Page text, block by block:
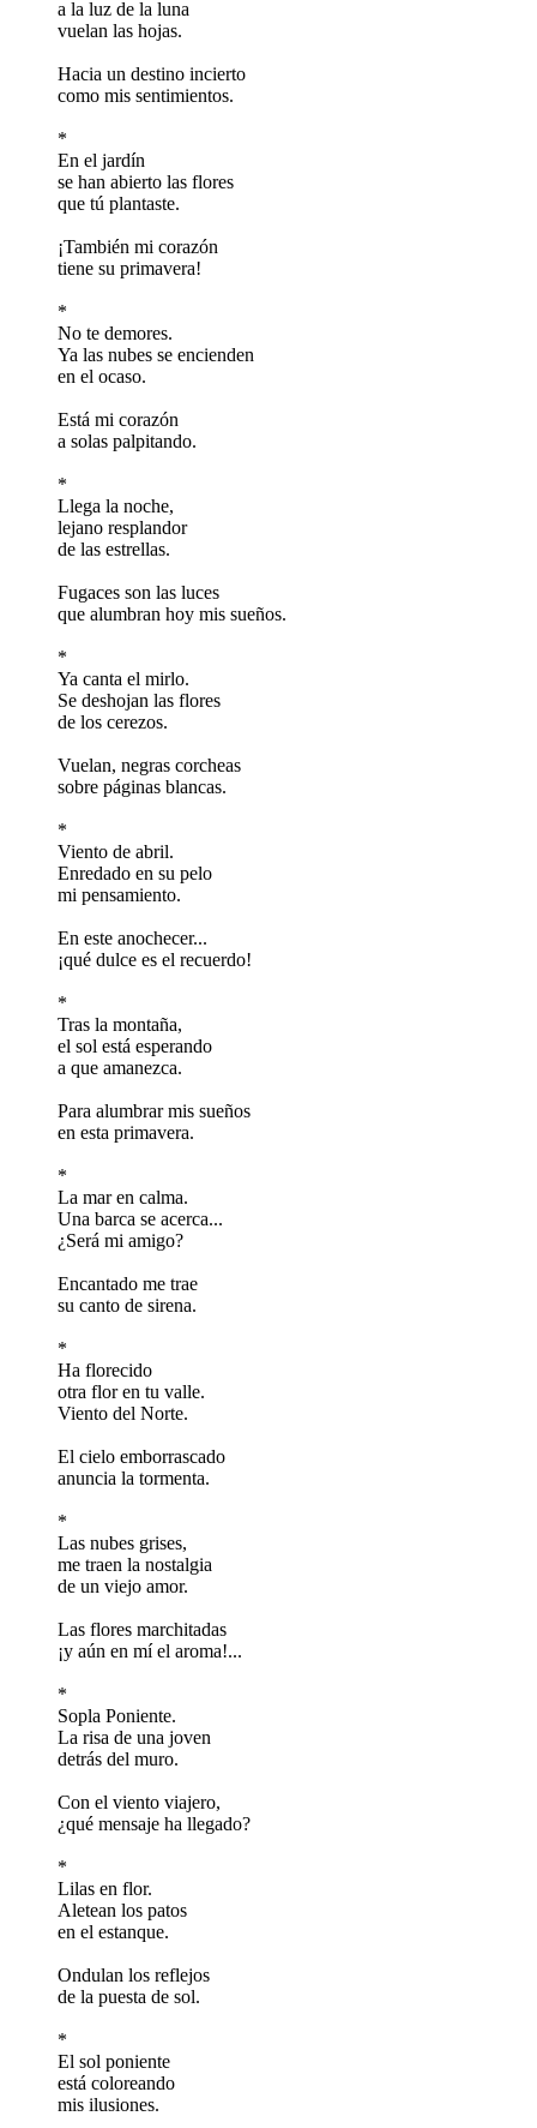
a la luz de la luna
vuelan las hojas.
Hacia un destino incierto
como mis sentimientos.
*
En el jardín
se han abierto las flores
que tú plantaste.
¡También mi corazón
tiene su primavera!
*
No te demores.
Ya las nubes se encienden
en el ocaso.
Está mi corazón
a solas palpitando.
*
Llega la noche,
lejano resplandor
de las estrellas.
Fugaces son las luces
que alumbran hoy mis sueños.
*
Ya canta el mirlo.
Se deshojan las flores
de los cerezos.
Vuelan, negras corcheas
sobre páginas blancas.
*
Viento de abril.
Enredado en su pelo
mi pensamiento.
En este anochecer...
¡qué dulce es el recuerdo!
*
Tras la montaña,
el sol está esperando
a que amanezca.
Para alumbrar mis sueños
en esta primavera.
*
La mar en calma.
Una barca se acerca...
¿Será mi amigo?
Encantado me trae
su canto de sirena.
*
Ha florecido
otra flor en tu valle.
Viento del Norte.
El cielo emborrascado
anuncia la tormenta.
*
Las nubes grises,
me traen la nostalgia
de un viejo amor.
Las flores marchitadas
¡y aún en mí el aroma!...
*
Sopla Poniente.
La risa de una joven
detrás del muro.
Con el viento viajero,
¿qué mensaje ha llegado?
*
Lilas en flor.
Aletean los patos
en el estanque.
Ondulan los reflejos
de la puesta de sol.
*
El sol poniente
está coloreando
mis ilusiones.